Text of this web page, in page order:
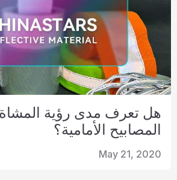
أزياء عاكسة النسيج
ملابس السلامة
يتوهج في المواد المظلمة
غسيل صناعي
حول تشاينا ستارز
منتج جديد
هل تعرف مدى رؤية
المصابيح الأمامية؟
May 21, 2020